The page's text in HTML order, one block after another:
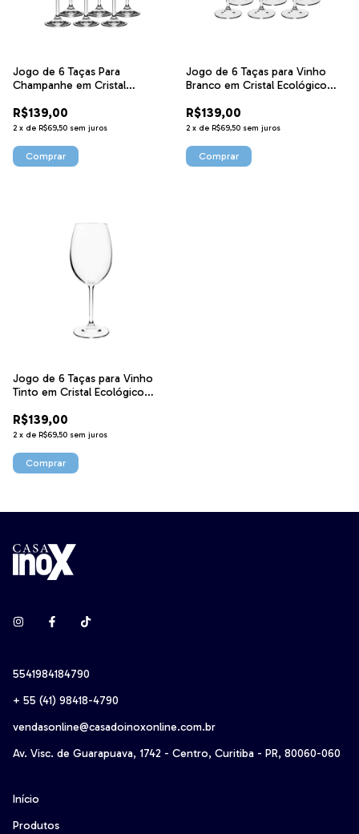
Jogo de 6 Taças Para
Champanhe em Cristal
Bohemia
R$139,00
2 x de R$69,50 sem juros
Jogo de 6 Taças para Vinho
Branco em Cristal Ecológico
R$139,00
2 x de R$69,50 sem juros
Jogo de 6 Taças para Vinho
Tinto em Cristal Ecológico
R$139,00
2 x de R$69,50 sem juros
5541984184790
+ 55 (41) 98418-4790‬
vendasonline@casadoinoxonline.com.br
Av. Visc. de Guarapuava, 1742 - Centro, Curitiba - PR, 80060-060
Início
Produtos